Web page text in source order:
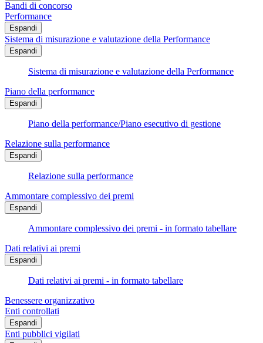
Bandi di concorso
Performance
Espandi
Sistema di misurazione e valutazione della Performance
Espandi
Sistema di misurazione e valutazione della Performance
Piano della performance
Espandi
Piano della performance/Piano esecutivo di gestione
Relazione sulla performance
Espandi
Relazione sulla performance
Ammontare complessivo dei premi
Espandi
Ammontare complessivo dei premi - in formato tabellare
Dati relativi ai premi
Espandi
Dati relativi ai premi - in formato tabellare
Benessere organizzativo
Enti controllati
Espandi
Enti pubblici vigilati